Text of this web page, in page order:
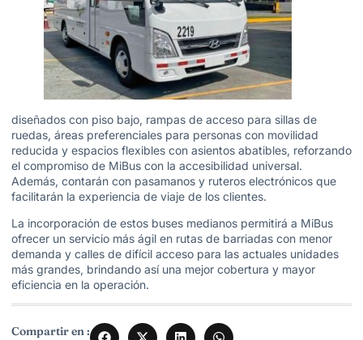
diseñados con piso bajo, rampas de acceso para sillas de
ruedas, áreas preferenciales para personas con movilidad
reducida y espacios flexibles con asientos abatibles, reforzando
el compromiso de MiBus con la accesibilidad universal.
Además, contarán con pasamanos y ruteros electrónicos que
facilitarán la experiencia de viaje de los clientes.
La incorporación de estos buses medianos permitirá a MiBus
ofrecer un servicio más ágil en rutas de barriadas con menor
demanda y calles de difícil acceso para las actuales unidades
más grandes, brindando así una mejor cobertura y mayor
eficiencia en la operación.
Compartir en :